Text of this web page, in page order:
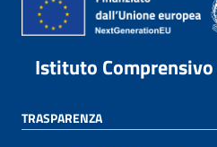
Istituto
TRASPARENZA